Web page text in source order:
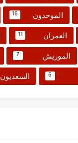
الموحدون 16
العمران 11
الموريش 7
6 السعديون